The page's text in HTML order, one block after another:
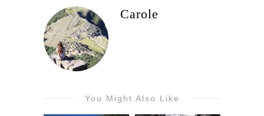
Carole
You Might Also Like